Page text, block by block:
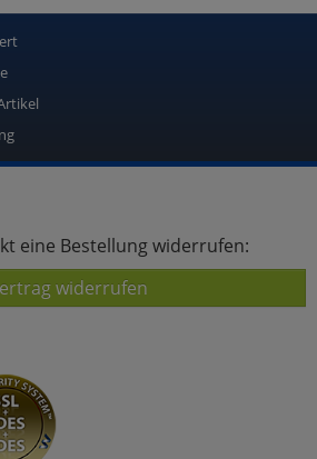
eine Bestellung widerrufen:
widerrufen